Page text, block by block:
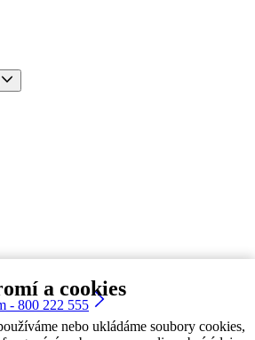
a cookies
nebo ukládáme soubory cookies,
- 800 222 555